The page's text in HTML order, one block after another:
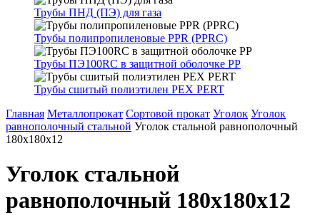
Трубы ПНД (ПЭ) для газа
Трубы полипропиленовые PPR (PPRC)
Трубы ПЭ100RC в защитной оболочке PP
Трубы сшитый полиэтилен PEX PERT
Главная Металлопрокат Сортовой прокат Уголок Уголок
равнополочный стальной Уголок стальной равнополочный
180х180х12
Уголок стальной
равнополочный 180х180х12